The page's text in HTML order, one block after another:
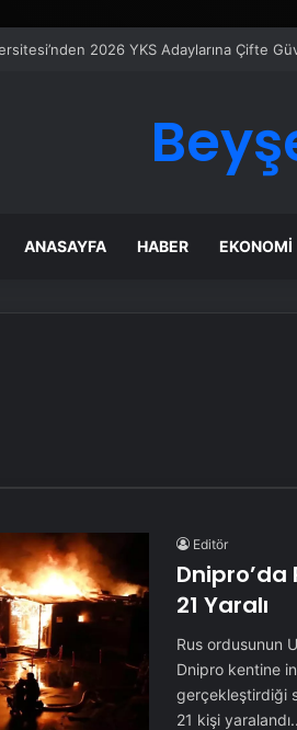
2026 YKS Adaylarına Çifte
ANASAYFA HABER EKONOMI
Editör
Dnipro’da
21 Yaralı
Rus ordusunun
Dnipro kentine
gerçekleştirdiği
21 kişi